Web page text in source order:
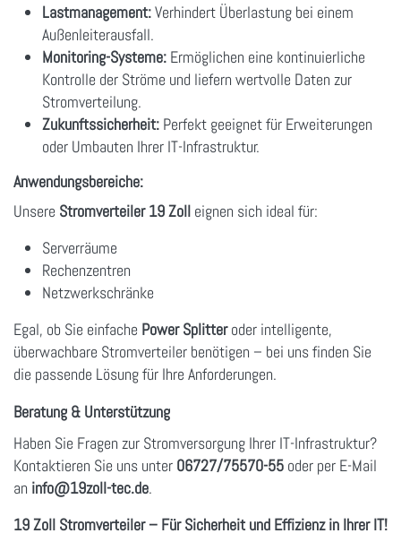
Lastmanagement:Verhindert Überlastung bei einem
Außenleiterausfall.
Monitoring-Systeme: Ermöglichen eine kontinuierliche
Kontrolle der Ströme und liefern wertvolle Daten zur
Stromverteilung.
Zukunftssicherheit: Perfekt geeignet für Erweiterungen
oder Umbauten Ihrer IT-Infrastruktur.
Anwendungsbereiche:
Unsere Stromverteiler 19 Zoll eignen sich ideal für:
Serverräume
Rechenzentren
Netzwerkschränke
Egal, ob Sie einfache Power Splitteroder intelligente,
überwachbare Stromverteiler benötigen – bei uns finden Sie
die passende Lösung für Ihre Anforderungen.
Beratung & Unterstützung
Haben Sie Fragen zur Stromversorgung Ihrer IT-Infrastruktur?
Kontaktieren Sie uns unter 06727/75570-55 oder per E-Mail
an info@19zoll-tec.de.
19 Zoll Stromverteiler – Für Sicherheit und Effizienz in Ihrer IT!